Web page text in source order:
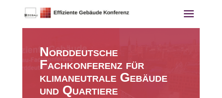
Norddeutsche
Fachkonferenz für
klimaneutrale Gebäude
und Quartiere